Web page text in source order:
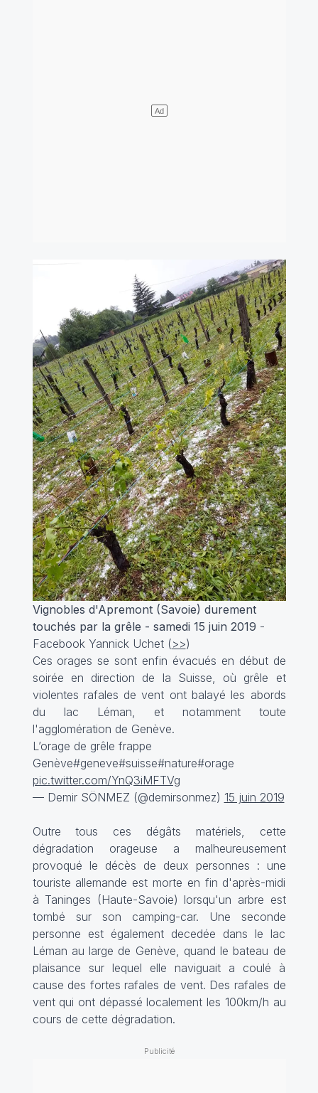
Vignobles d'Apremont (Savoie) durement
touchés par la grêle - samedi 15 juin 2019 -
Facebook Yannick Uchet (>>)
Ces orages se sont enfin évacués en début de
soirée en direction de la Suisse, où grêle et
violentes rafales de vent ont balayé les abords
du lac Léman, et notamment toute
l'agglomération de Genève.
L’orage de grêle frappe
Genève#geneve#suisse#nature#orage
pic.twitter.com/YnQ3iMFTVg
— Demir SÖNMEZ (@demirsonmez) 15 juin 2019
Outre tous ces dégâts matériels, cette
dégradation orageuse a malheureusement
provoqué le décès de deux personnes : une
touriste allemande est morte en fin d'après-midi
à Taninges (Haute-Savoie) lorsqu'un arbre est
tombé sur son camping-car. Une seconde
personne est également decedée dans le lac
Léman au large de Genève, quand le bateau de
plaisance sur lequel elle naviguait a coulé à
cause des fortes rafales de vent. Des rafales de
vent qui ont dépassé localement les 100km/h au
cours de cette dégradation.